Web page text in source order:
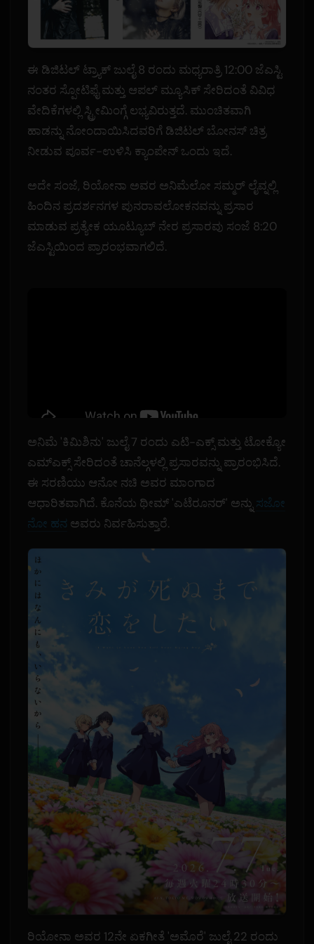
ಈ ಡಿಜಿಟಲ್ ಟ್ರ್ಯಾಕ್ ಜುಲೈ 8 ರಂದು ಮಧ್ಯರಾತ್ರಿ 12:00 ಜೆಎಸ್ಟಿ
ನಂತರ ಸ್ಪೋಟಿಫೈ ಮತ್ತು ಆಪಲ್ ಮ್ಯೂಸಿಕ್ ಸೇರಿದಂತೆ ವಿವಿಧ
ವೇದಿಕೆಗಳಲ್ಲಿ ಸ್ಟ್ರೀಮಿಂಗ್ಗೆ ಲಭ್ಯವಿರುತ್ತದೆ. ಮುಂಚಿತವಾಗಿ
ಹಾಡನ್ನು ನೋಂದಾಯಿಸಿದವರಿಗೆ ಡಿಜಿಟಲ್ ಬೋನಸ್ ಚಿತ್ರ
ನೀಡುವ ಪೂರ್ವ-ಉಳಿಸಿ ಕ್ಯಾಂಪೇನ್ ಒಂದು ಇದೆ.
ಅದೇ ಸಂಜೆ, ರಿಯೋನಾ ಅವರ ಅನಿಮೆಲೋ ಸಮ್ಮರ್ ಲೈವ್ನಲ್ಲಿ
ಹಿಂದಿನ ಪ್ರದರ್ಶನಗಳ ಪುನರಾವಲೋಕನವನ್ನು ಪ್ರಸಾರ
ಮಾಡುವ ಪ್ರತ್ಯೇಕ ಯೂಟ್ಯೂಬ್ ನೇರ ಪ್ರಸಾರವು ಸಂಜೆ 8:20
ಜೆಎಸ್ಟಿಯಿಂದ ಪ್ರಾರಂಭವಾಗಲಿದೆ.
ಅನಿಮೆ 'ಕಿಮಿಶಿನು' ಜುಲೈ 7 ರಂದು ಎಟಿ-ಎಕ್ಸ್ ಮತ್ತು ಟೋಕ್ಯೋ
ಎಮ್ಎಕ್ಸ್ ಸೇರಿದಂತೆ ಚಾನೆಲ್ಗಳಲ್ಲಿ ಪ್ರಸಾರವನ್ನು ಪ್ರಾರಂಭಿಸಿದೆ.
ಈ ಸರಣಿಯು ಆನೋ ನಚಿ ಅವರ ಮಾಂಗಾದ
ಆಧಾರಿತವಾಗಿದೆ. ಕೊನೆಯ ಥೀಮ್ 'ಎಟೆರೂನರ್' ಅನ್ನು ಸಜೋ
ನೋ ಹನ ಅವರು ನಿರ್ವಹಿಸುತ್ತಾರೆ.
ರಿಯೋನಾ ಅವರ 12ನೇ ಏಕಗೀತೆ 'ಅಮೊರೆ' ಜುಲೈ 22 ರಂದು